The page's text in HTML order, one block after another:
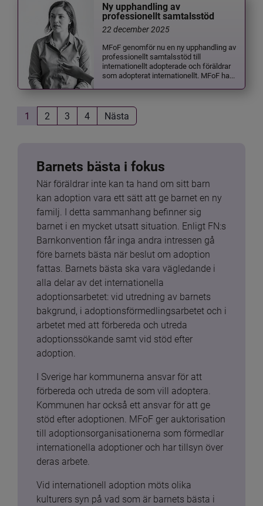
Ny upphandling av
professionellt samtalsstöd
22 december 2025
MFoF genomför nu en ny upphandling av
professionellt samtalsstöd till
internationellt adopterade och föräldrar
som adopterat internationellt. MFoF ha...
1 2 3 4 Nästa
Barnets bästa i fokus
När föräldrar inte kan ta hand om sitt barn
kan adoption vara ett sätt att ge barnet en ny
familj. I detta sammanhang befinner sig
barnet i en mycket utsatt situation. Enligt FN:s
Barnkonvention får inga andra intressen gå
före barnets bästa när beslut om adoption
fattas. Barnets bästa ska vara vägledande i
alla delar av det internationella
adoptionsarbetet: vid utredning av barnets
bakgrund, i adoptionsförmedlingsarbetet och i
arbetet med att förbereda och utreda
adoptionssökande samt vid stöd efter
adoption.
I Sverige har kommunerna ansvar för att
förbereda och utreda de som vill adoptera.
Kommunen har också ett ansvar för att ge
stöd efter adoptionen. MFoF ger auktorisation
till adoptionsorganisationerna som förmedlar
internationella adoptioner och har tillsyn över
deras arbete.
Vid internationell adoption möts olika
kulturers syn på vad som är barnets bästa i